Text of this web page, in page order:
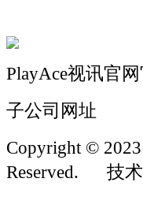
PlayAce视讯官
子公司网址
Copyright ©
Reserved.
技术